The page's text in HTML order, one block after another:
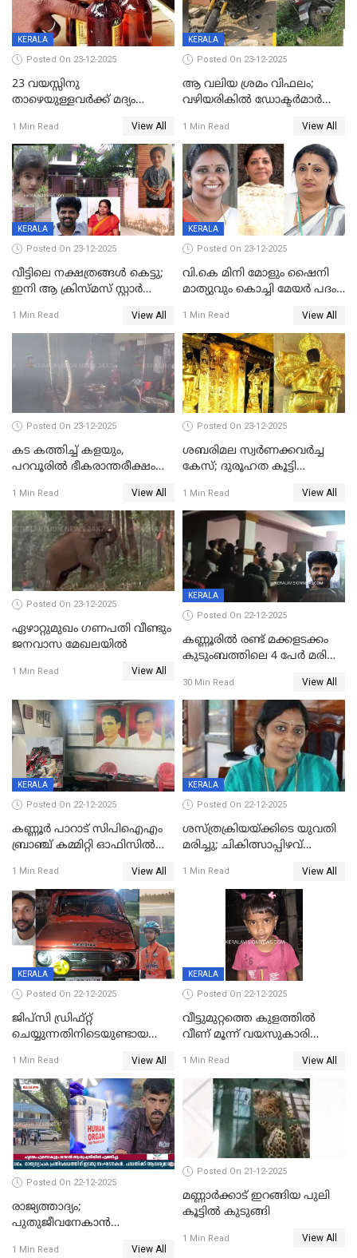
KERALA
Posted On 23-12-2025
23 വയസ്സിനു
താഴെയുള്ളവർക്ക് മദ്യം
നടപടി;സ്ഥാപനങ്ങൾക്കെതിരെ
രണ്ട് കേസുകൾ
1 Min Read View All
KERALA
Posted On 23-12-2025
ആ വലിയ ശ്രമം വിഫലം;
വഴിയരികില്‍ ‌ഡോക്ടര്‍മാര്‍
മരണത്തിന് കീഴടങ്ങി
1 Min Read View All
KERALA
Posted On 23-12-2025
വീട്ടിലെ നക്ഷത്രങ്ങൾ കെട്ടു;
ഇനി ആ ക്രിസ്മസ് സ്റ്റാർ
വേണ്ടിയുള്ള
പിടിവലിക്കിടയിൽ
അപ്പൂപ്പനെതിരെ പോക്സോ
കേസ് ഒടുവിൽ 4 ജീവനുകൾ
പൊലിഞ്ഞു
1 Min Read View All
KERALA
Posted On 23-12-2025
വി.കെ മിനി മോളും ഷൈനി
മാത്യുവും കൊച്ചി മേയർ പദം
മേയറാകില്ല
1 Min Read View All
Posted On 23-12-2025
കട കത്തിച്ച് കളയും,
പറവൂരില്‍ ഭീകരാന്തരീക്ഷം
1 Min Read View All
Posted On 23-12-2025
ശബരിമല സ്വര്‍ണക്കവര്‍ച്ച
കേസ്; ദുരൂഹത കൂട്ടി
1 Min Read View All
Posted On 23-12-2025
ഏഴാറ്റുമുഖം ഗണപതി വീണ്ടും
ജനവാസ മേഖലയിൽ
1 Min Read View All
KERALA
Posted On 22-12-2025
കണ്ണൂരിൽ രണ്ട് മക്കളടക്കം
കുടുംബത്തിലെ 4 പേർ മരിച്ച
30 Min Read View All
KERALA
Posted On 22-12-2025
കണ്ണൂർ പാറാട് സിപിഐഎം
ബ്രാഞ്ച് കമ്മിറ്റി ഓഫിസിൽ
ചിത്രങ്ങളടക്കം കത്തിയ
നിലയിൽ
1 Min Read View All
KERALA
Posted On 22-12-2025
ശസ്ത്രക്രിയയ്‌ക്കിടെ യുവതി
മരിച്ചു; ചികിത്സാപ്പിഴവ്
സംഭവം മാവേലിക്കരയിൽ
1 Min Read View All
KERALA
Posted On 22-12-2025
ജിപ്സി ഡ്രിഫ്റ്റ്
ചെയ്യുന്നതിനിടെയുണ്ടായ
ദാരുണാന്ത്യം; ജീപ്സി
ഓടിച്ചയാൾ അറസ്റ്റിൽ.
1 Min Read View All
KERALA
Posted On 22-12-2025
വീട്ടുമുറ്റത്തെ കുളത്തിൽ
വീണ് മൂന്ന് വയസുകാരി
1 Min Read View All
Posted On 22-12-2025
രാജ്യത്താദ്യം;
പുതുജീവനേകാൻ
1 Min Read View All
Posted On 21-12-2025
മണ്ണാർക്കാട് ഇറങ്ങിയ പുലി
കൂട്ടിൽ കുടുങ്ങി
1 Min Read View All